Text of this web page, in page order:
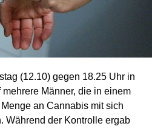
(12.10) gegen 18.25 Uhr in
Männer, die in einem
an Cannabis mit sich
Während der Kontrolle ergab